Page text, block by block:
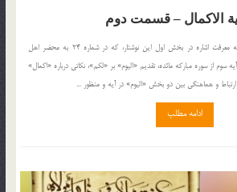
الاكمال – قسمت دوم
نويسنده:سید احمد فقیهی منبع:فصلنامه معرفت اشاره در بخش اول این نوشتار، كه در شماره 24 به محضر اهل
سوم از سوره مباركه مائده، تقدیم «الیوم‌» بر «لكم‌»، نكاتی درباره «اكمال‌»
و هماهنگی بین دو بخش «الیوم‌» در آیه و منظور ...
ادامه مطلب